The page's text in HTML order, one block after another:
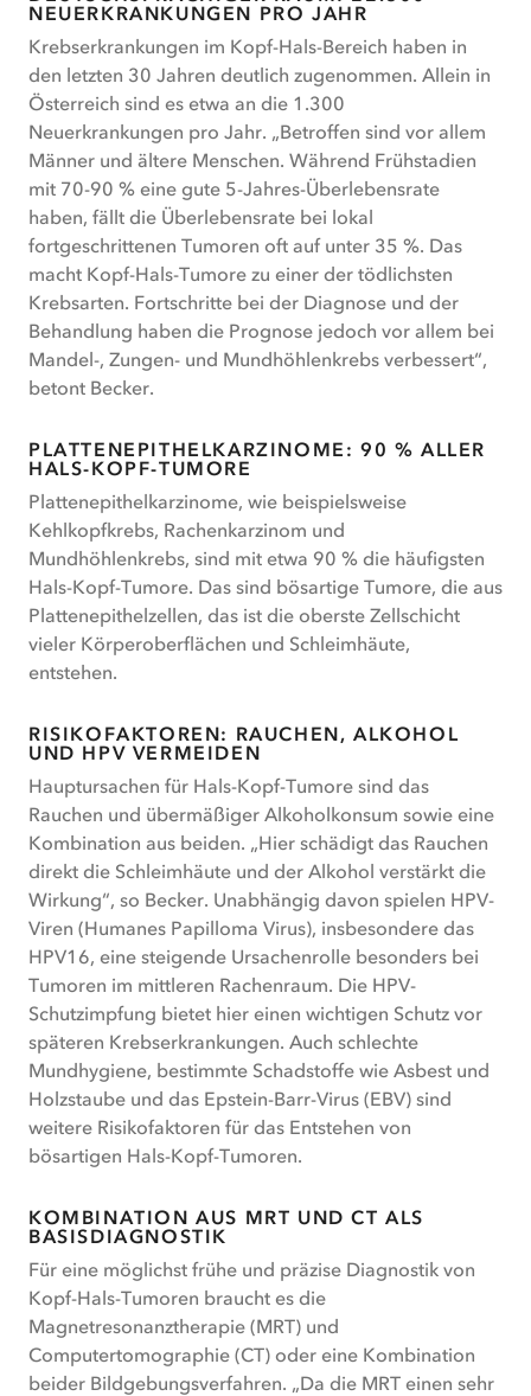
NEUERKRANKUNGEN PRO JAHR
Krebserkrankungen im Kopf-Hals-Bereich haben in
den letzten 30 Jahren deutlich zugenommen. Allein in
Österreich sind es etwa an die 1.300
Neuerkrankungen pro Jahr. „Betroffen sind vor allem
Männer und ältere Menschen. Während Frühstadien
mit 70-90 % eine gute 5-Jahres-Überlebensrate
haben, fällt die Überlebensrate bei lokal
fortgeschrittenen Tumoren oft auf unter 35 %. Das
macht Kopf-Hals-Tumore zu einer der tödlichsten
Krebsarten. Fortschritte bei der Diagnose und der
Behandlung haben die Prognose jedoch vor allem bei
Mandel-, Zungen- und Mundhöhlenkrebs verbessert“,
betont Becker.
PLATTENEPITHELKARZINOME: 90 % ALLER
HALS-KOPF-TUMORE
Plattenepithelkarzinome, wie beispielsweise
Kehlkopfkrebs, Rachenkarzinom und
Mundhöhlenkrebs, sind mit etwa 90 % die häufigsten
Hals-Kopf-Tumore. Das sind bösartige Tumore, die aus
Plattenepithelzellen, das ist die oberste Zellschicht
vieler Körperoberflächen und Schleimhäute,
entstehen.
RISIKOFAKTOREN: RAUCHEN, ALKOHOL
UND HPV VERMEIDEN
Hauptursachen für Hals-Kopf-Tumore sind das
Rauchen und übermäßiger Alkoholkonsum sowie eine
Kombination aus beiden. „Hier schädigt das Rauchen
direkt die Schleimhäute und der Alkohol verstärkt die
Wirkung“, so Becker. Unabhängig davon spielen HPV-
Viren (Humanes Papilloma Virus), insbesondere das
HPV16, eine steigende Ursachenrolle besonders bei
Tumoren im mittleren Rachenraum. Die HPV-
Schutzimpfung bietet hier einen wichtigen Schutz vor
späteren Krebserkrankungen. Auch schlechte
Mundhygiene, bestimmte Schadstoffe wie Asbest und
Holzstaube und das Epstein-Barr-Virus (EBV) sind
weitere Risikofaktoren für das Entstehen von
bösartigen Hals-Kopf-Tumoren.
KOMBINATION AUS MRT UND CT ALS
BASISDIAGNOSTIK
Für eine möglichst frühe und präzise Diagnostik von
Kopf-Hals-Tumoren braucht es die
Magnetresonanztherapie (MRT) und
Computertomographie (CT) oder eine Kombination
beider Bildgebungsverfahren. „Da die MRT einen sehr